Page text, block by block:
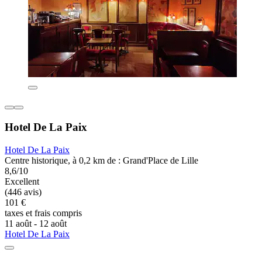
Hotel De La Paix
Hotel De La Paix
Centre historique, à 0,2 km de : Grand'Place de Lille
8,6/10
Excellent
(446 avis)
101 €
taxes et frais compris
11 août - 12 août
Hotel De La Paix